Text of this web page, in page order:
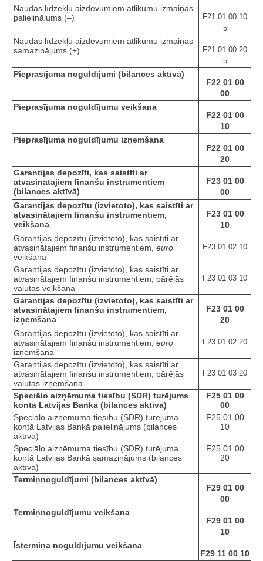
Naudas līdzekļu aizdevumiem atlikumu izmaiņas
palielinājums (–)
F21 01 00 10
5
Naudas līdzekļu aizdevumiem atlikumu izmaiņas
samazinājums (+)
F21 01 00 20
5
Pieprasījuma noguldījumi (bilances aktīvā)
F22 01 00
00
Pieprasījuma noguldījumu veikšana
F22 01 00
10
Pieprasījuma noguldījumu izņemšana
F22 01 00
20
Garantijas depozīti, kas saistīti ar
atvasinātajiem finanšu instrumentiem
(bilances aktīvā)
F23 01 00
00
Garantijas depozītu (izvietoto), kas saistīti ar
atvasinātajiem finanšu instrumentiem,
veikšana
F23 01 00
10
Garantijas depozītu (izvietoto), kas saistīti ar
atvasinātajiem finanšu instrumentiem, euro
veikšana
F23 01 02 10
Garantijas depozītu (izvietoto), kas saistīti ar
atvasinātajiem finanšu instrumentiem, pārējās
valūtās veikšana
F23 01 03 10
Garantijas depozītu (izvietoto), kas saistīti ar
atvasinātajiem finanšu instrumentiem,
izņemšana
F23 01 00
20
Garantijas depozītu (izvietoto), kas saistīti ar
atvasinātajiem finanšu instrumentiem, euro
izņemšana
F23 01 02 20
Garantijas depozītu (izvietoto), kas saistīti ar
atvasinātajiem finanšu instrumentiem, pārējās
valūtās izņemšana
F23 01 03 20
Speciālo aizņēmuma tiesību (SDR) turējums
kontā Latvijas Bankā (bilances aktīvā)
F25 01 00
00
Speciālo aizņēmuma tiesību (SDR) turējuma
kontā Latvijas Bankā palielinājums (bilances
aktīvā)
F25 01 00
10
Speciālo aizņēmuma tiesību (SDR) turējuma
kontā Latvijas Bankā samazinājums (bilances
aktīvā)
F25 01 00
20
Termiņnoguldījumi (bilances aktīvā)
F29 01 00
00
Termiņnoguldījumu veikšana
F29 01 00
10
Īstermiņa noguldījumu veikšana
F29 11 00 10